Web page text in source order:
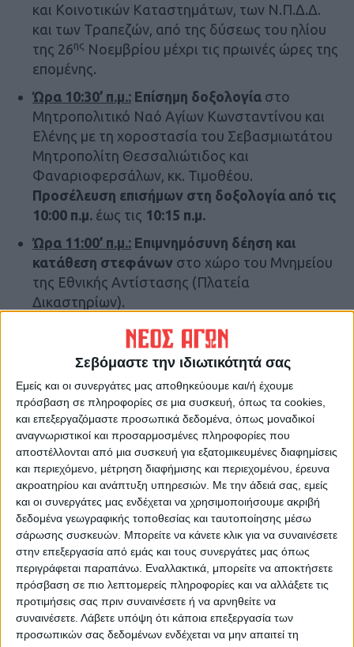
Σεβόμαστε την ιδιωτικότητά σας
Εμείς και οι συνεργάτες μας αποθηκεύουμε και/ή έχουμε
πρόσβαση σε πληροφορίες σε μια συσκευή, όπως τα cookies,
και επεξεργαζόμαστε προσωπικά δεδομένα, όπως μοναδικοί
αναγνωριστικοί και προσαρμοσμένες πληροφορίες που
αποστέλλονται από μια συσκευή για εξατομικευμένες διαφημίσεις
και περιεχόμενο, μέτρηση διαφήμισης και περιεχομένου, έρευνα
ακροατηρίου και ανάπτυξη υπηρεσιών. Με την άδειά σας, εμείς
και οι συνεργάτες μας ενδέχεται να χρησιμοποιήσουμε ακριβή
δεδομένα γεωγραφικής τοποθεσίας και ταυτοποίησης μέσω
σάρωσης συσκευών. Μπορείτε να κάνετε κλικ για να συναινέσετε
στην επεξεργασία από εμάς και τους συνεργάτες μας όπως
περιγράφεται παραπάνω. Εναλλακτικά, μπορείτε να αποκτήσετε
πρόσβαση σε πιο λεπτομερείς πληροφορίες και να αλλάξετε τις
προτιμήσεις σας πριν συναινέσετε ή να αρνηθείτε να
συναινέσετε. Λάβετε υπόψη ότι κάποια επεξεργασία των
προσωπικών σας δεδομένων ενδέχεται να μην απαιτεί τη
και Κοινοτικών Καταστημάτων, των Ν.Π.Δ.Δ.
και των Τραπεζών, από της δύσεως του ηλίου
της 26ης Νοεμβρίου μέχρι τις πρωινές ώρες της
επομένης.
Ώρα 10:30’ π.μ.: Επίσημη δοξολογία στο
Μητροπολιτικό Ναό Αγίων Κωνσταντίνου και
Ελένης με τη χοροστασία του Σεβασμιωτάτου
Μητροπολίτη Θεσσαλιώτιδος και
Φαναριοφερσάλων, κκ. Τιμοθέου.
Προσέλευση επισήμων στη δοξολογία από τις
10:00 π.μ. έως τις 10:15 π.μ.
Ώρα 11:00’ π.μ.: Επιμνημόσυνη δέηση και
κατάθεση στεφάνων στο χώρο του Μνημείου
της Εθνικής Αντίστασης (Πλατεία
Δικαστηρίων).
Κατάθεση στεφάνων από τον
Αντιπεριφερειάρχη, τονΑστυνομικό Δ/ντή
Δήμαρχο Καρδίτσας, τονΑ.Δ. Φρουράς
Καρδίτσας, τονΔιοικητή Πυροσβεστικών
Υπηρεσιών Ν. Καρδίτσας,
Εφεδροπολεμιστικές Οργανώσεις,
Εκπρόσωποι Αναπηρικών Οργανώσεων,
Εκπρόσωποι Αγωνιστών Εθνικής Αντίστασης,
Πολιτικά Κόμματα, Πολιτικές Νεολαίες και
όποιος εκπρόσωπος νομικού προσώπου ή
άλλου φορέα θελήσει να τιμήσει την Εθνική
Αντίσταση.
Τα της ιεροτελεστίας θα ρυθμιστούν από την
Ιερά Μητρόπολη Θεσσαλιώτιδος και
Φαναριοφερσάλων, ο Α.Δ. Φρουράς
Καρδίτσας παρακαλείται για τη διάθεση των